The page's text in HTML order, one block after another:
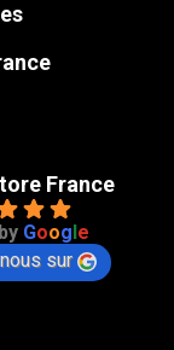
France
Google
sur